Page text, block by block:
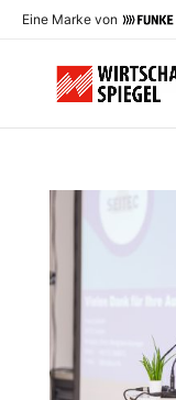
Eine Marke von